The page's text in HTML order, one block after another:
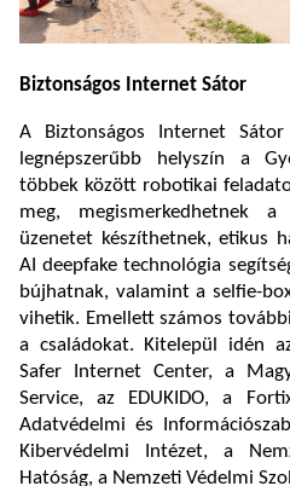
Biztonságos Internet Sátor
A Biztonságos Internet
legnépszerűbb helyszín a
többek között robotikai
meg, megismerkedhetnek
üzenetet készíthetnek, etikus
AI deepfake technológia
bújhatnak, valamint a selfie-
vihetik. Emellett számos
a családokat. Kitelepül idén
Safer Internet Center, a
Service, az EDUKIDO, a
Adatvédelmi és
Kibervédelmi Intézet, a
Hatóság, a Nemzeti Védelmi